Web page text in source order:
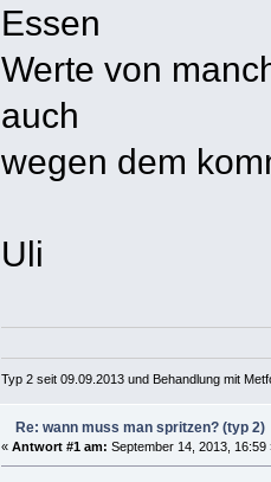
Essen
Werte von
auch
wegen dem
Uli
Typ 2 seit 09.09.2013 und Behandlung mit
Re: wann muss man spritzen? (typ 2)
« Antwort #1 am: September 14, 2013, 16:59